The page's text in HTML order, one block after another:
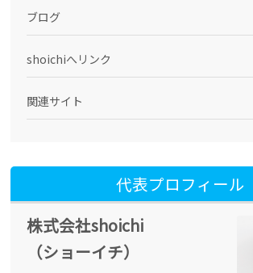
ブログ
shoichiへリンク
関連サイト
代表プロフィール
株式会社shoichi
（ショーイチ）